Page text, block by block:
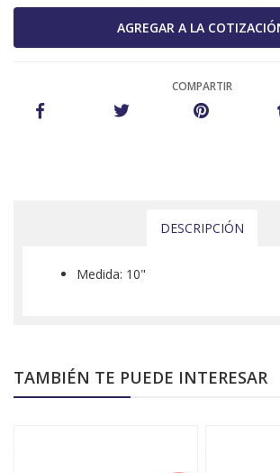
COMPARTIR
DESCRIPCIÓN
Medida: 10"
TAMBIÉN TE PUEDE INTERESAR